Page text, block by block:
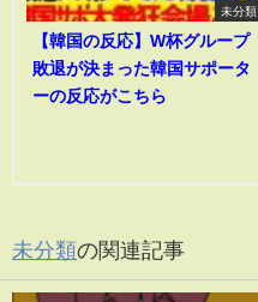
未分類
【韓国の反応】W杯グループ
敗退が決まった韓国サポータ
ーの反応がこちら
未分類の関連記事